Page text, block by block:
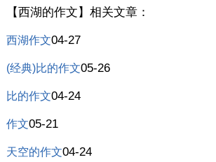
【西湖的作文】相关文章：
西湖作文04-27
(经典)比的作文05-26
比的作文04-24
作文05-21
天空的作文04-24